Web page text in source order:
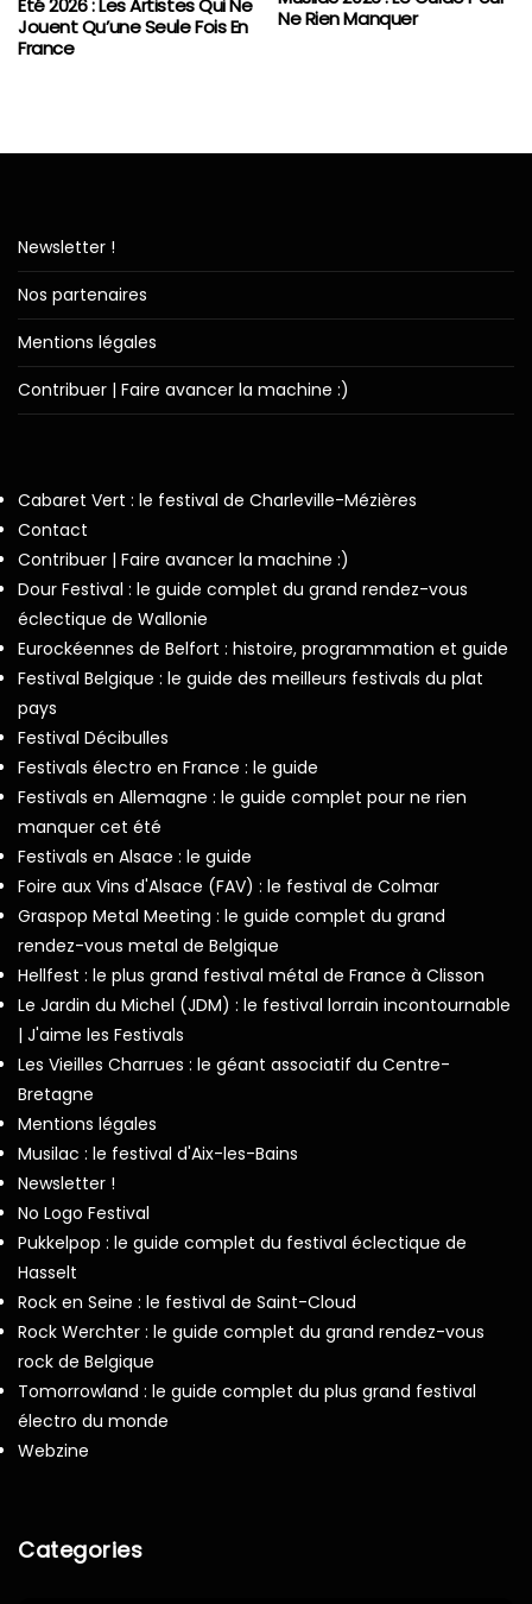
Été 2026 : Les Artistes Qui Ne
Jouent Qu’une Seule Fois En
France
Ne Rien Manquer
Newsletter !
Nos partenaires
Mentions légales
Contribuer | Faire avancer la machine :)
Cabaret Vert : le festival de Charleville-Mézières
Contact
Contribuer | Faire avancer la machine :)
Dour Festival : le guide complet du grand rendez-vous
éclectique de Wallonie
Eurockéennes de Belfort : histoire, programmation et guide
Festival Belgique : le guide des meilleurs festivals du plat
pays
Festival Décibulles
Festivals électro en France : le guide
Festivals en Allemagne : le guide complet pour ne rien
manquer cet été
Festivals en Alsace : le guide
Foire aux Vins d'Alsace (FAV) : le festival de Colmar
Graspop Metal Meeting : le guide complet du grand
rendez-vous metal de Belgique
Hellfest : le plus grand festival métal de France à Clisson
Le Jardin du Michel (JDM) : le festival lorrain incontournable
| J'aime les Festivals
Les Vieilles Charrues : le géant associatif du Centre-
Bretagne
Mentions légales
Musilac : le festival d'Aix-les-Bains
Newsletter !
No Logo Festival
Pukkelpop : le guide complet du festival éclectique de
Hasselt
Rock en Seine : le festival de Saint-Cloud
Rock Werchter : le guide complet du grand rendez-vous
rock de Belgique
Tomorrowland : le guide complet du plus grand festival
électro du monde
Webzine
Categories